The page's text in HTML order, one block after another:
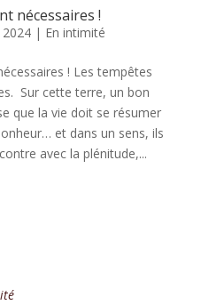
nécessaires !
| En intimité
! Les tempêtes
Sur cette terre, un bon
que la vie doit se résumer
et dans un sens, ils
avec la plénitude,...